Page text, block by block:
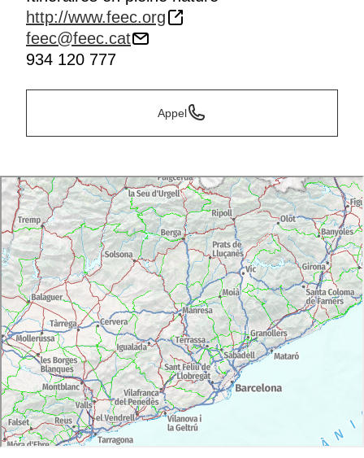
http://www.feec.org
feec@feec.cat
934 120 777
Appel